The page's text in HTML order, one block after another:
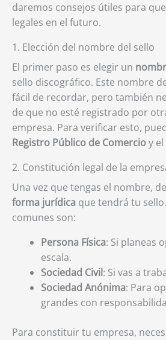
daremos consejos útiles para
legales en el futuro.
1. Elección del nombre del sello
El primer paso es elegir un
sello discográfico. Este nombre
fácil de recordar, pero también
de que no esté registrado por
empresa. Para verificar esto,
Registro Público de Comercioy el
2. Constitución legal de la
Una vez que tengas el nombre,
forma jurídica que tendrá tu
comunes son:
Persona Física: Si planeas
escala.
Sociedad Civil: Si vas a
Sociedad Anónima: Para
grandes con
Para constituir tu empresa,